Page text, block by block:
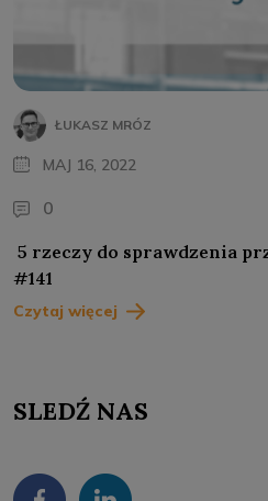
ŁUKASZ MRÓZ
MAJ 16, 2022
0
5 rzeczy do sprawdzenia
#141
Czytaj więcej
SLEDŹ NAS